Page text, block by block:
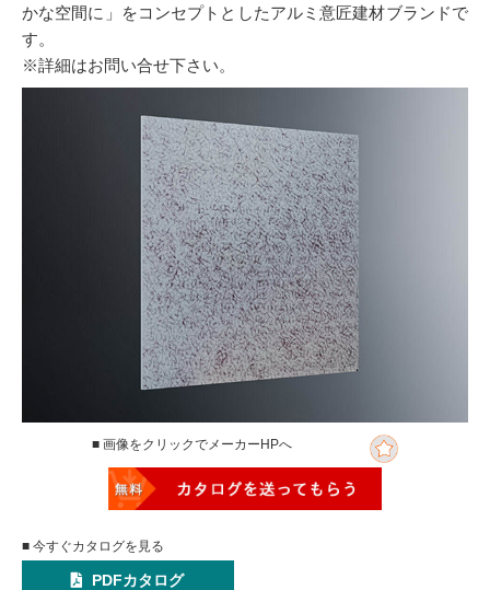
かな空間に」をコンセプトとしたアルミ意匠建材ブランドで
す。
※詳細はお問い合せ下さい。
■ 画像をクリックでメーカーHPへ
■ 今すぐカタログを見る
PDFカタログ